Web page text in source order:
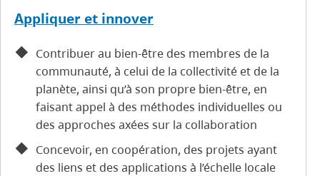
Appliquer et innover
Contribuer au bien-être des membres de la
communauté, à celui de la collectivité et de la
planète, ainsi qu’à son propre bien-être, en
faisant appel à des méthodes individuelles ou
des approches axées sur la collaboration
Concevoir, en coopération, des projets ayant
des liens et des applications à l’échelle locale